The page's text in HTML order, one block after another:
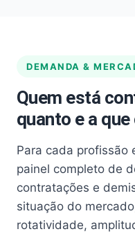
DEMANDA &
Quem está
quanto e a
Para cada profissão
painel completo de
contratações e
situação do
rotatividade,